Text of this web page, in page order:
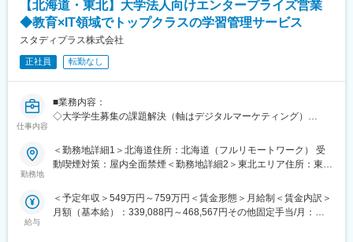
■働き方
・兼業（副業）OK
・リモートワーク制度：働き方の選択肢を増やし生産性を向上さ
せるため、自宅または会社の指定する就業場所など、働く場所を
任意で選択することができます。
変更の範囲：無
・個人ノルマなし／チームで支える接客体制
・満足度97.2％／累計利用者47万件以上の実績あるサービス
■働き方
・年間休日140日＋指定休5日（実質145日）
・時短勤務制度あり（小学校6年生まで利用可）
注文住宅・新築マンションの購入を検討されているお客様に対
し、中立な立場で住宅購入のご相談・整理・ご提案を行う仕事で
整理し、最適な住宅会社との出会いをサポートします。
【北海道・東北】大学法人向けエンタープライズ営業
◆教育×IT領域でトップクラスの学習管理サービス
スタディプラス株式会社
正社員 転勤なし
仕事内容
■業務内容：
◇大学学生募集の課題解決（軸はデジタルマーケティング）
・Studyplusの広告商品の提案
・Studyplusデータを活用したLINE、Google、Insta等の運用型広
制作の提案
・マーケティングオートメーションサービスの提案
勤務地
＜勤務地詳細1＞北海道住所：北海道（フルリモートワーク） 受
動喫煙対策：屋内全面禁煙＜勤務地詳細2＞東北エリア住所：東北
給与
＜予定年収＞549万円～759万円＜賃金形態＞月給制＜賃金内訳＞
月額（基本給）：339,088円～468,567円その他固定手当/月：